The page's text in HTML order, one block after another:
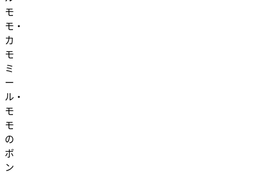
モ
モ・
カ
モ
ミ
ー
ル・
モ
モ
の
ボ
ン